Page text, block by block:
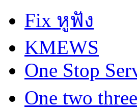
Fix หูฟัง
KMEWS
One Stop
One two